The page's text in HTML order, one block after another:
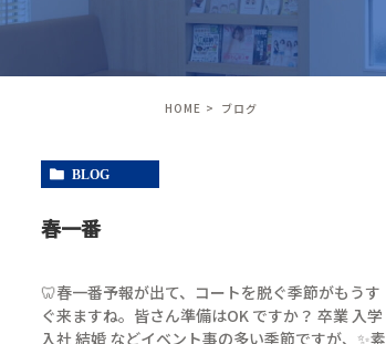
HOME ブログ
BLOG
春一番
🦷春一番予報が出て、コートを脱ぐ季節がもうす
ぐ来ますね。皆さん準備はOK ですか？ 卒業 入学
入社 結婚 などイベント事の多い季節ですが、✨素